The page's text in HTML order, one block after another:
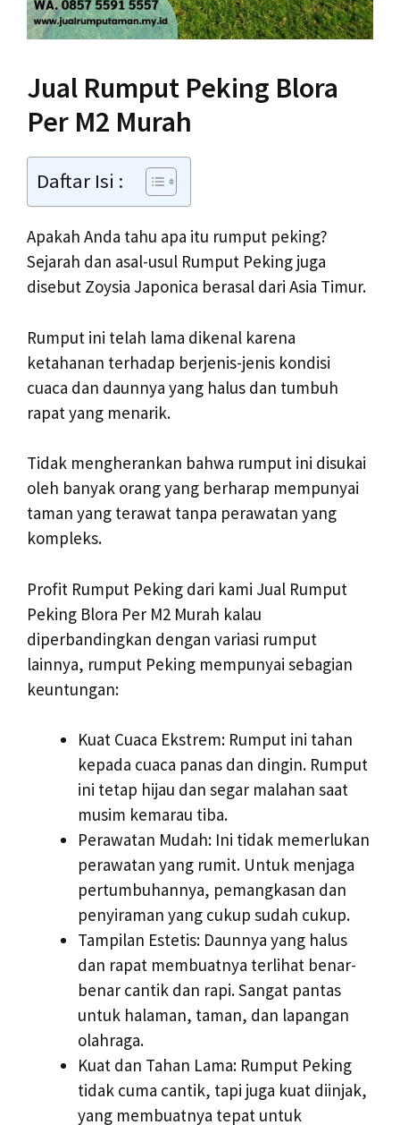
Jual Rumput Peking Blora
Per M2 Murah
Daftar Isi :
Apakah Anda tahu apa itu rumput peking?
Sejarah dan asal-usul Rumput Peking juga
disebut Zoysia Japonica berasal dari Asia Timur.
Rumput ini telah lama dikenal karena
ketahanan terhadap berjenis-jenis kondisi
cuaca dan daunnya yang halus dan tumbuh
rapat yang menarik.
Tidak mengherankan bahwa rumput ini disukai
oleh banyak orang yang berharap mempunyai
taman yang terawat tanpa perawatan yang
kompleks.
Profit Rumput Peking dari kami Jual Rumput
Peking Blora Per M2 Murah kalau
diperbandingkan dengan variasi rumput
lainnya, rumput Peking mempunyai sebagian
keuntungan:
Kuat Cuaca Ekstrem: Rumput ini tahan
kepada cuaca panas dan dingin. Rumput
ini tetap hijau dan segar malahan saat
musim kemarau tiba.
Perawatan Mudah: Ini tidak memerlukan
perawatan yang rumit. Untuk menjaga
pertumbuhannya, pemangkasan dan
penyiraman yang cukup sudah cukup.
Tampilan Estetis: Daunnya yang halus
dan rapat membuatnya terlihat benar-
benar cantik dan rapi. Sangat pantas
untuk halaman, taman, dan lapangan
olahraga.
Kuat dan Tahan Lama: Rumput Peking
tidak cuma cantik, tapi juga kuat diinjak,
yang membuatnya tepat untuk